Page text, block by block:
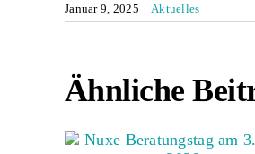
Januar 9, 2025 | Aktuelles
Ähnliche